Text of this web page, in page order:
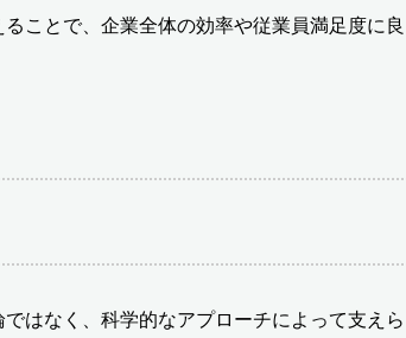
ことで、企業全体の効率や従業員満足度に良
はなく、科学的なアプローチによって支えら